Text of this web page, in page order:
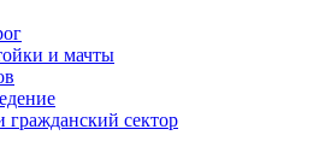
и мачты
сектор